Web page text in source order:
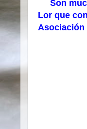
Son
Lor que
Asociación